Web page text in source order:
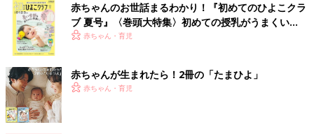
赤ちゃんのお世話まるわかり！『初めてのひよこクラ
ブ 夏号』〈巻頭大特集〉初めての授乳がうまくい
く！ おっぱい・ミルクの基本と夏のトラブル 解決テ
赤ちゃん・育児
赤ちゃんが生まれたら！2冊の「たまひよ」
赤ちゃん・育児